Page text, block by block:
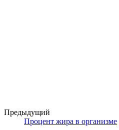
Предыдущий
Процент жира в организме